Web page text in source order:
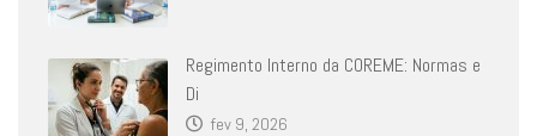
Regimento Interno da COREME: Normas e
Di
fev 9, 2026